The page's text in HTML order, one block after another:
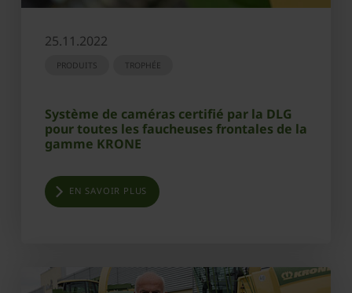
25.11.2022
PRODUITS TROPHÉE
Système de caméras certifié par la DLG
pour toutes les faucheuses frontales de la
gamme KRONE
EN SAVOIR PLUS